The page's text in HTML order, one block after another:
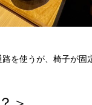
を使うが、椅子が